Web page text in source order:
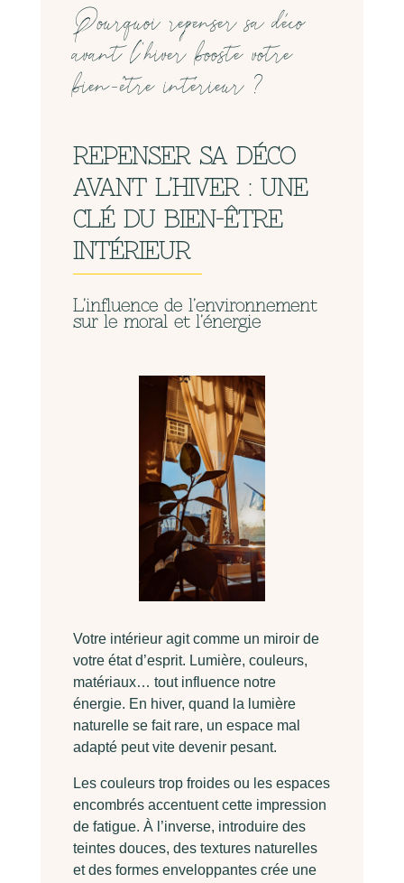
Pourquoi repenser sa déco
avant l’hiver booste votre
bien-être intérieur ?
REPENSER SA DÉCO
AVANT L’HIVER : UNE
CLÉ DU BIEN-ÊTRE
INTÉRIEUR
L’influence de l’environnement
sur le moral et l’énergie
Votre intérieur agit comme un miroir de
votre état d’esprit. Lumière, couleurs,
matériaux… tout influence notre
énergie. En hiver, quand la lumière
naturelle se fait rare, un espace mal
adapté peut vite devenir pesant.
Les couleurs trop froides ou les espaces
encombrés accentuent cette impression
de fatigue. À l’inverse, introduire des
teintes douces, des textures naturelles
et des formes enveloppantes crée une